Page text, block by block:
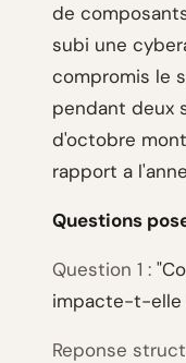
de
subi une
compromis le
pendant deux
d'octobre
rapport a
Questions
Question 1 :
impacte-t-elle
Reponse